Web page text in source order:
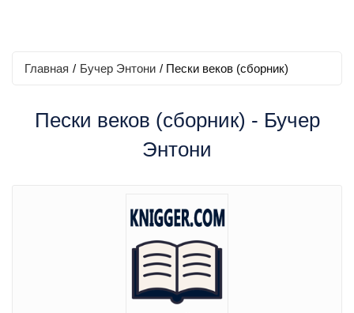
Главная / Бучер Энтони / Пески веков (сборник)
Пески веков (сборник) - Бучер
Энтони